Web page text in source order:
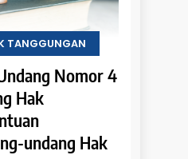
TANGGUNGAN
Nomor 4
Hak
Hak
Susun